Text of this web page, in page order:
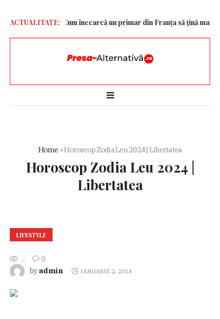
ACTUALITATE:
fast-food. Cum încearcă un primar din Franța să țină marile
Home »Horoscop Zodia Leu 2024 | Libertatea
Horoscop Zodia Leu 2024 |
Libertatea
LIFESTYLE
...
0
by admin IANUARIE 2, 2024